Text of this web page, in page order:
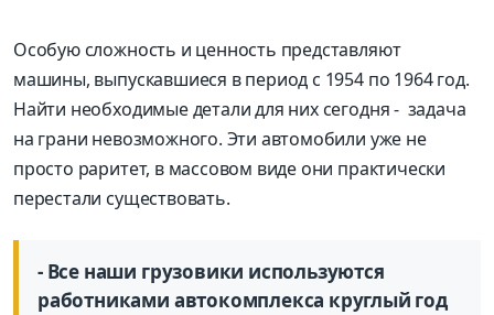
Особую сложность и ценность представляют
машины, выпускавшиеся в период с 1954 по 1964 год.
Найти необходимые детали для них сегодня - задача
на грани невозможного. Эти автомобили уже не
просто раритет, в массовом виде они практически
перестали существовать.
​- Все наши грузовики используются
работниками автокомплекса круглый год